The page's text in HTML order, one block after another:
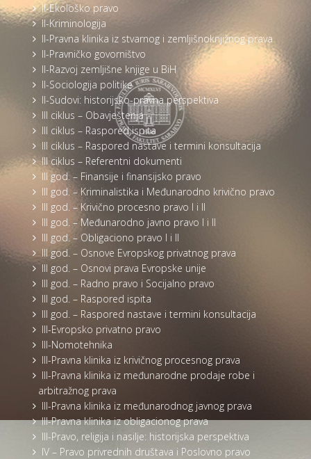
II-Ekološko pravo
II-Kriminologija
II-Pravna klinika iz stvarnog i zemljišnoknjižnog prava
II-Pravničko govorništvo
II-Razvoj zemljišne knjige u BiH
II-Sociologija politike
II-Sudovi: historijsko-pravna perspektiva
III ciklus – Obavještenja
III ciklus – Raspored ispita
III ciklus – Raspored nastave i termini konsultacija
III ciklus – Referentni dokumenti
III god. – Finansije i finansijsko pravo
III god. – Kriminalistika i Međunarodno krivično pravo
III god. – Krivično procesno pravo I i II
III god. – Međunarodno javno pravo I i II
III god. – Obligaciono pravo I i II
III god. – Osnove Evropskog privatnog prava
III god. – Osnovi prava Evropske unije
III god. – Radno pravo i Socijalno pravo
III god. – Raspored ispita
III god. – Raspored nastave i termini konsultacija
III-Evropsko privatno pravo
III-Nomotehnika
III-Pravna klinika iz krivičnog procesnog prava
III-Pravna klinika iz međunarodne prodaje robe i
arbitražnog prava
III-Pravna klinika iz međunarodnog javnog prava
III-Pravna klinika iz obligacionog prava
III-Pravo, religija i nasilje: historijska perspektiva
IV – Pravo privrednih društava i Poslovno pravo